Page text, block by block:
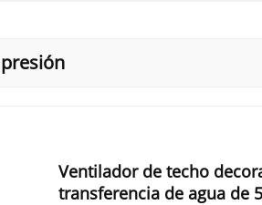
Ventilador de techo
transferencia de agua de